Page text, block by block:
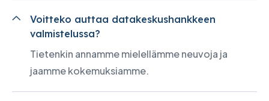
Voitteko auttaa datakeskushankkeen
valmistelussa?
Tietenkin annamme mielellämme neuvoja ja
jaamme kokemuksiamme.